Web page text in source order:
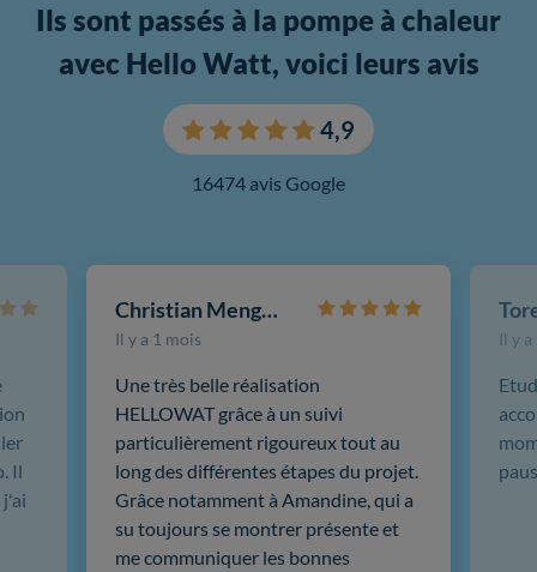
Ils sont passés à la pompe à chaleur
avec Hello Watt, voici leurs avis
4,9
16474 avis Google
Christian Mengotti
Il y a 1 mois
Une très belle réalisation
HELLOWAT grâce à un suivi
particulièrement rigoureux tout au
long des différentes étapes du projet.
Grâce notamment à Amandine, qui a
su toujours se montrer présente et
me communiquer les bonnes
Il y
Il